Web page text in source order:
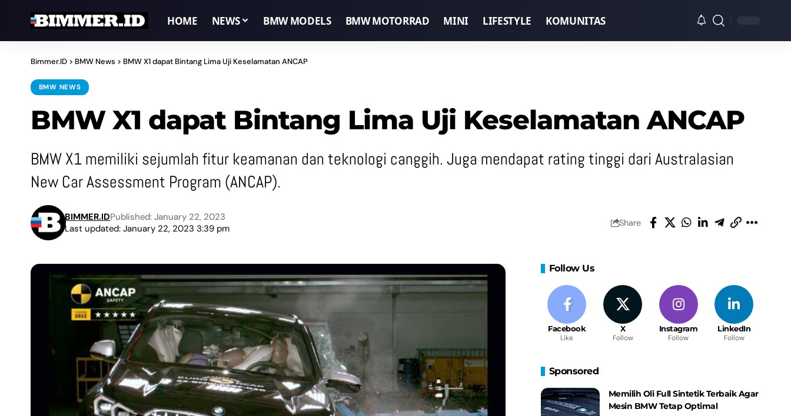
HOME NEWS BMW MODELS BMW MOTORRAD MINI LIFESTYLE KOMUNITAS
Bimmer.ID > BMW News > BMW X1 dapat Bintang Lima Uji Keselamatan ANCAP
BMW NEWS
BMW X1 dapat Bintang Lima Uji Keselamatan ANCAP
BMW X1 memiliki sejumlah fitur keamanan dan teknologi canggih. Juga mendapat rating tinggi dari Australasian
New Car Assessment Program (ANCAP).
Last updated: January 22, 2023 3:39 pm
BIMMER.IDPublished: January 22, 2023 Share
Follow Us
Facebook
Like
X
Follow
Instagram
Follow
LinkedIn
Follow
Sponsored
Memilih Oli Full Sintetik Terbaik Agar
Mesin BMW Tetap Optimal